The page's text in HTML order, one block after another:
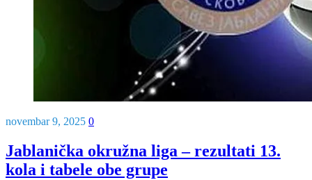
novembar 9, 2025 0
Jablanička okružna liga – rezultati 13.
kola i tabele obe grupe